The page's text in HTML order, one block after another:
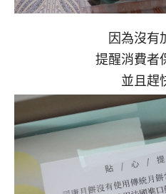
因為沒有
提醒消費者
並且趕